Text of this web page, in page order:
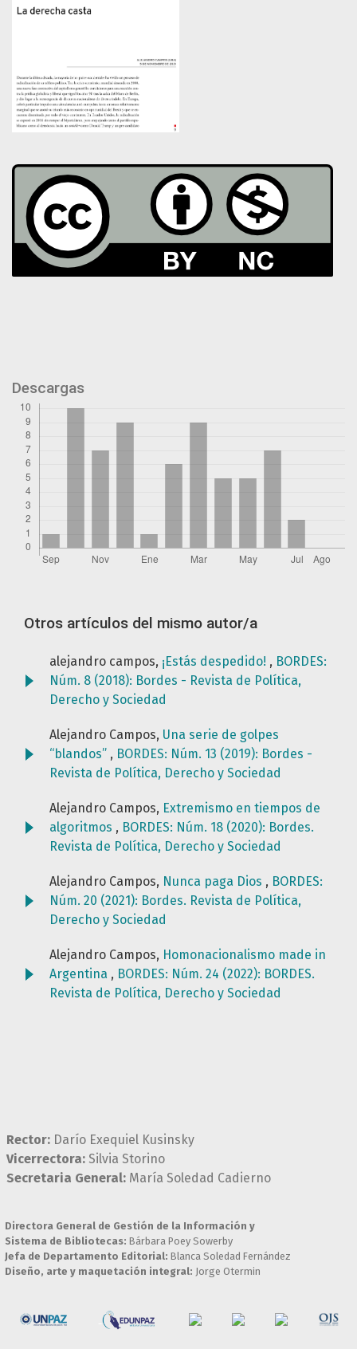
Descargas
Otros artículos del mismo autor/a
alejandro campos, ¡Estás despedido! , BORDES:
Núm. 8 (2018): Bordes - Revista de Política,
Derecho y Sociedad
Alejandro Campos, Una serie de golpes
“blandos” , BORDES: Núm. 13 (2019): Bordes -
Revista de Política, Derecho y Sociedad
Alejandro Campos, Extremismo en tiempos de
algoritmos , BORDES: Núm. 18 (2020): Bordes.
Revista de Política, Derecho y Sociedad
Alejandro Campos, Nunca paga Dios , BORDES:
Núm. 20 (2021): Bordes. Revista de Política,
Derecho y Sociedad
Alejandro Campos, Homonacionalismo made in
Argentina , BORDES: Núm. 24 (2022): BORDES.
Revista de Política, Derecho y Sociedad
Rector: Darío Exequiel Kusinsky
Vicerrectora: Silvia Storino
Secretaria General: María Soledad Cadierno
Directora General de Gestión de la Información y
Sistema de Bibliotecas: Bárbara Poey Sowerby
Jefa de Departamento Editorial: Blanca Soledad Fernández
Diseño, arte y maquetación integral: Jorge Otermin